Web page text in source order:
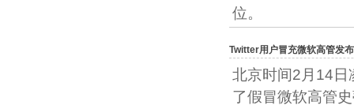
位。
Twitter用户冒充微软高管发
北京时间2月14日
了假冒微软高管